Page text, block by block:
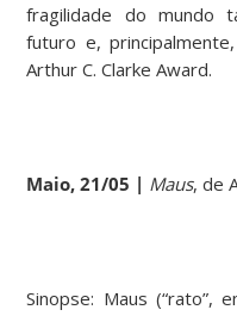
fragilidade do mundo
futuro e,
Arthur C. Clarke Award.
Maio, 21/05 | Maus, de
Sinopse: Maus (“rato”,